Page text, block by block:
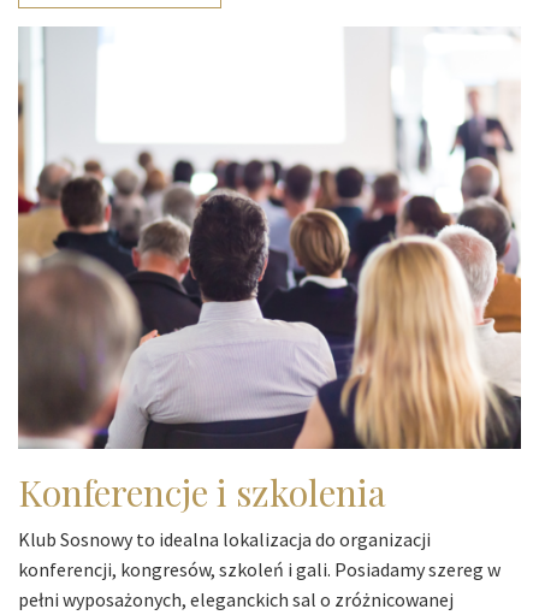
Konferencje i szkolenia
Klub Sosnowy to idealna lokalizacja do organizacji
konferencji, kongresów, szkoleń i gali. Posiadamy szereg w
pełni wyposażonych, eleganckich sal o zróżnicowanej